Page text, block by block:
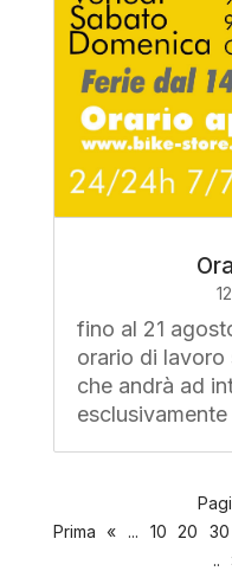
fino al 21
orario di lavoro
che andrà ad
Prima
« ... 10 20 30
..